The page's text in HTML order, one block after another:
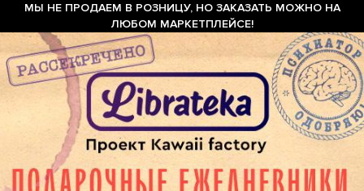
МЫ НЕ ПРОДАЕМ В РОЗНИЦУ, НО ЗАКАЗАТЬ МОЖНО НА
ЛЮБОМ МАРКЕТПЛЕЙСЕ!